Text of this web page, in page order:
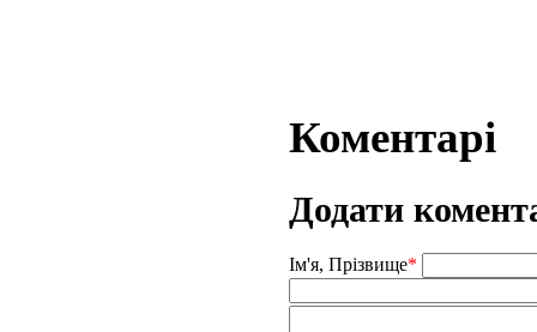
Коментарі
Додати
Ім'я, Прізвище*